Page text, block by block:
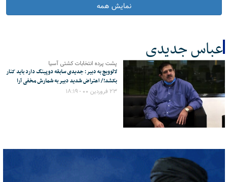
نمایش همه
عباس جدیدی
کل اخبار:1
پشت پرده انتخابات کشتی آسیا
لالوویچ به دبیر: جدیدی سابقه دوپینگ دارد باید کنار
بکشد!/ اعتراض شدید دبیر به شمارش مخفی آرا
۲۳ فروردین ۰۰ - ۱۸:۱۹